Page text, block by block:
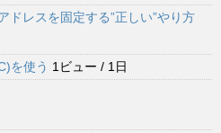
ドレスを固定する”正しい”やり方
を使う 1ビュー / 1日